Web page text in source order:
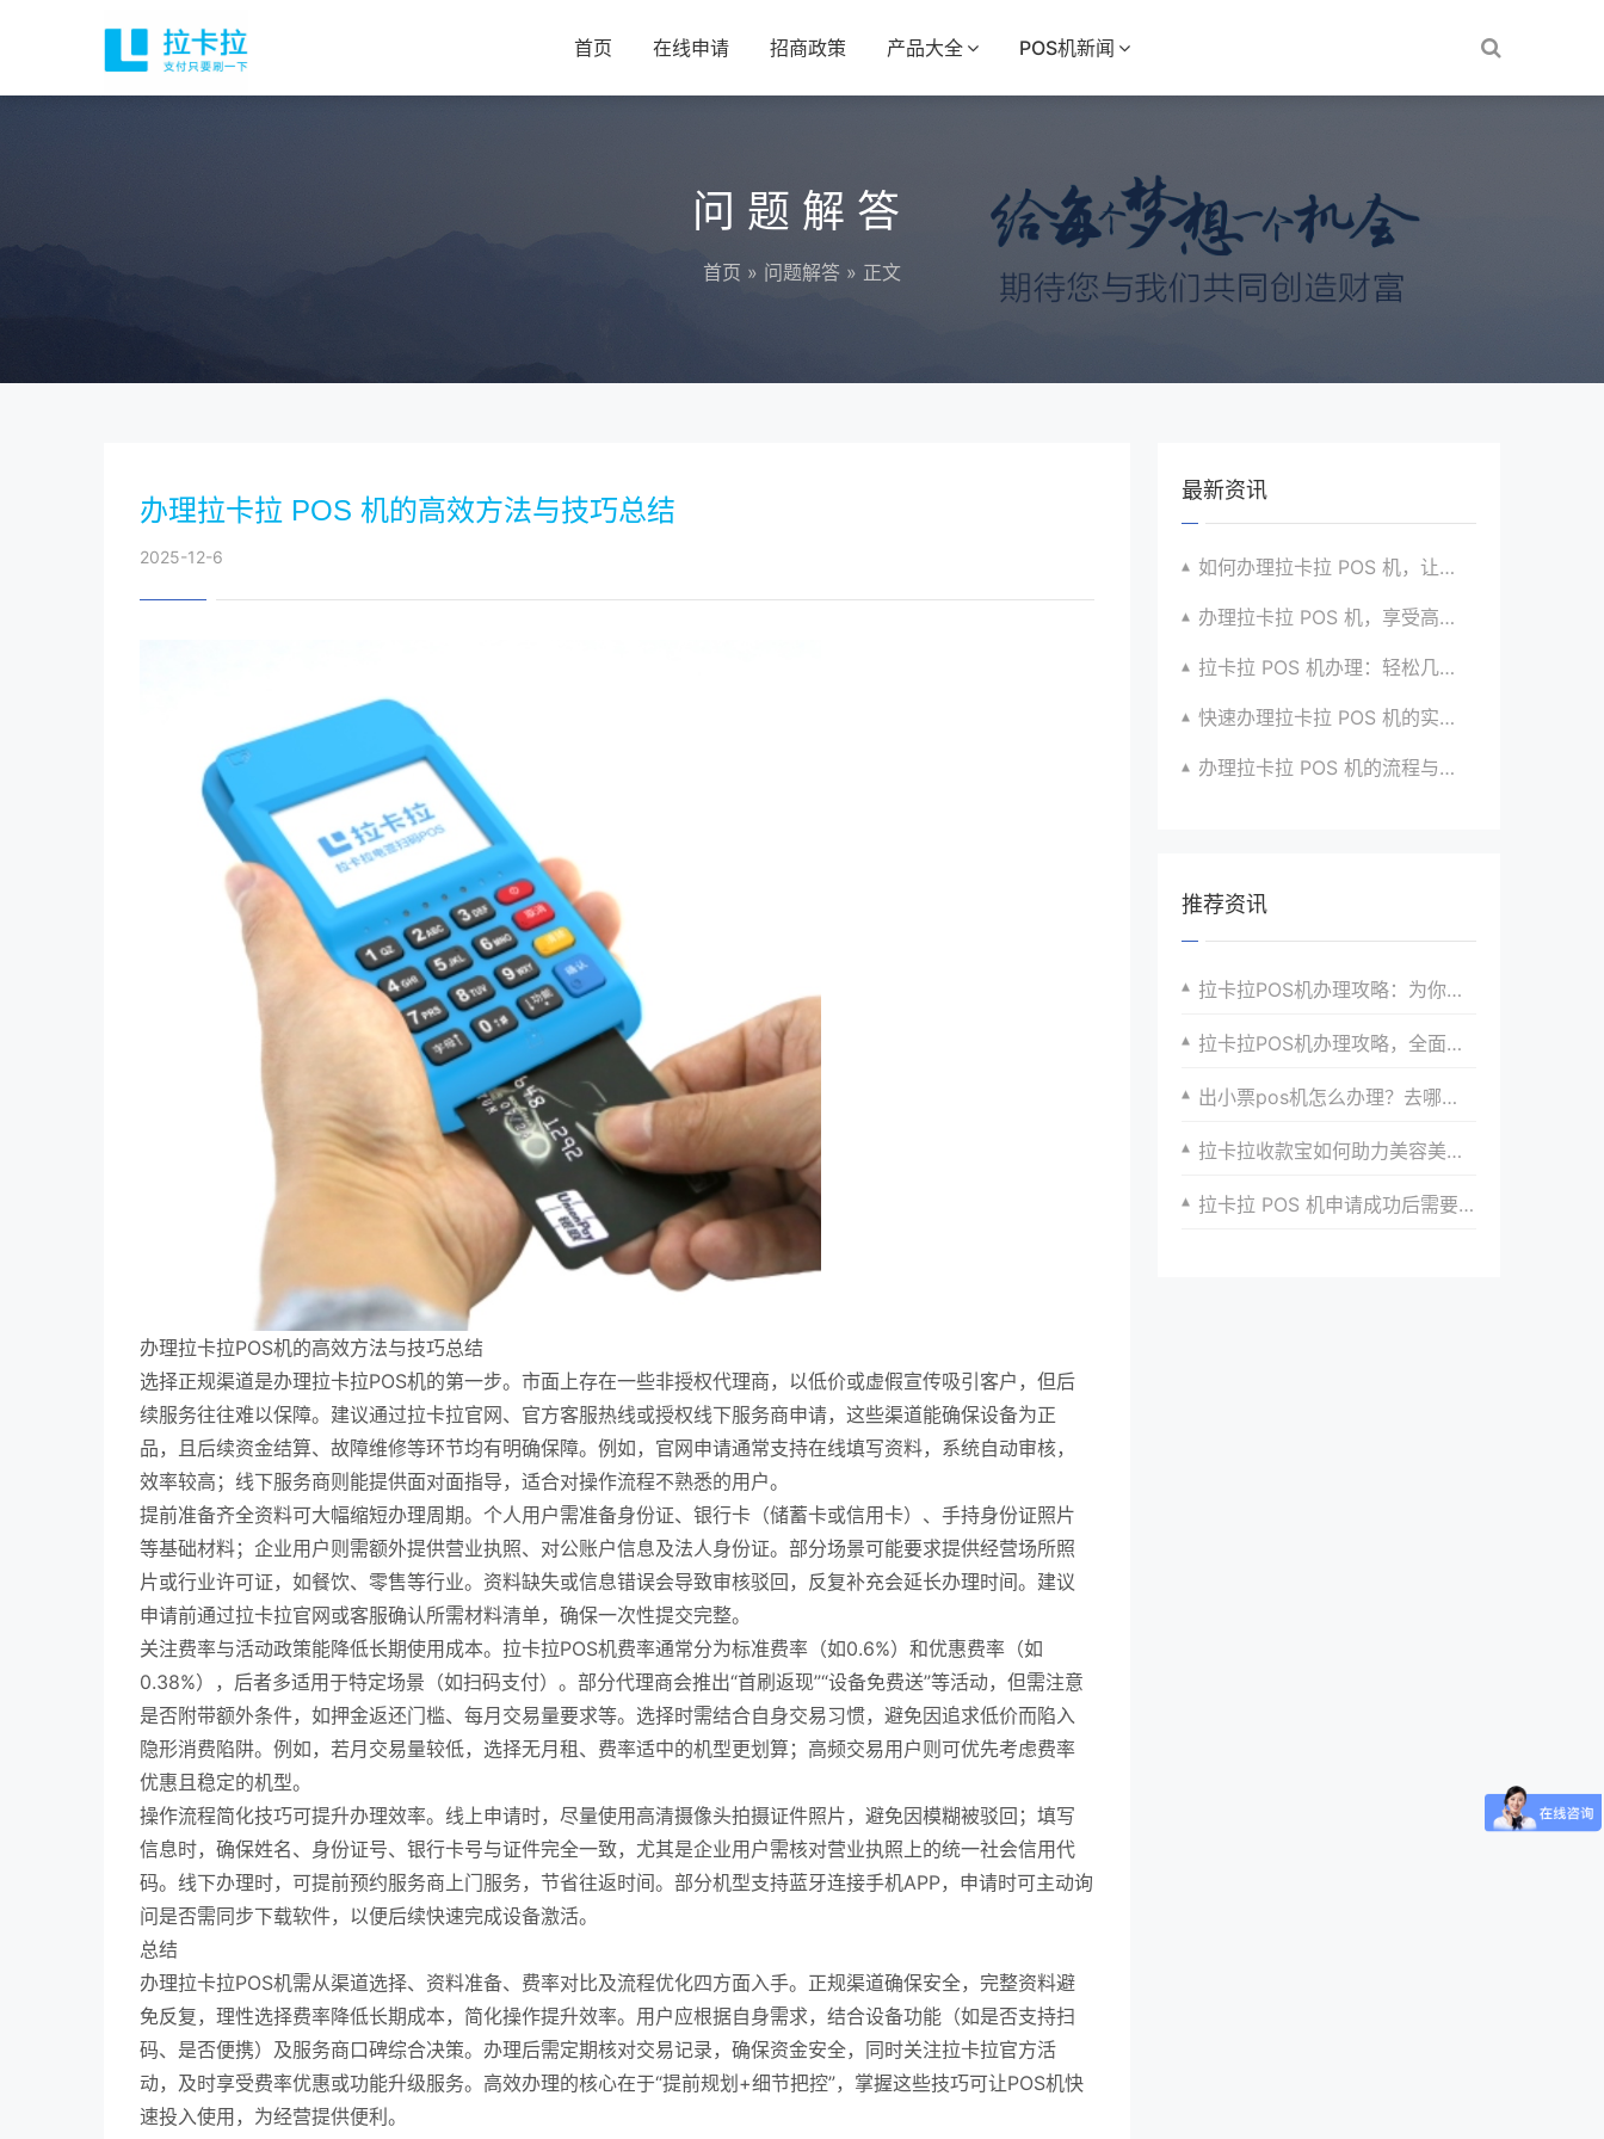
首页 在线申请 招商政策 产品大全 POS机新闻
问题解答
首页 » 问题解答 » 正文
办理拉卡拉 POS 机的高效方法与技巧总结
2025-12-6
办理拉卡拉POS机的高效方法与技巧总结
选择正规渠道是办理拉卡拉POS机的第一步。市面上存在一些非授权代理商，以低价或虚假宣传吸引客户，但后
续服务往往难以保障。建议通过拉卡拉官网、官方客服热线或授权线下服务商申请，这些渠道能确保设备为正
品，且后续资金结算、故障维修等环节均有明确保障。例如，官网申请通常支持在线填写资料，系统自动审核，
效率较高；线下服务商则能提供面对面指导，适合对操作流程不熟悉的用户。
提前准备齐全资料可大幅缩短办理周期。个人用户需准备身份证、银行卡（储蓄卡或信用卡）、手持身份证照片
等基础材料；企业用户则需额外提供营业执照、对公账户信息及法人身份证。部分场景可能要求提供经营场所照
片或行业许可证，如餐饮、零售等行业。资料缺失或信息错误会导致审核驳回，反复补充会延长办理时间。建议
申请前通过拉卡拉官网或客服确认所需材料清单，确保一次性提交完整。
关注费率与活动政策能降低长期使用成本。拉卡拉POS机费率通常分为标准费率（如0.6%）和优惠费率（如
0.38%），后者多适用于特定场景（如扫码支付）。部分代理商会推出“首刷返现”“设备免费送”等活动，但需注意
是否附带额外条件，如押金返还门槛、每月交易量要求等。选择时需结合自身交易习惯，避免因追求低价而陷入
隐形消费陷阱。例如，若月交易量较低，选择无月租、费率适中的机型更划算；高频交易用户则可优先考虑费率
优惠且稳定的机型。
操作流程简化技巧可提升办理效率。线上申请时，尽量使用高清摄像头拍摄证件照片，避免因模糊被驳回；填写
信息时，确保姓名、身份证号、银行卡号与证件完全一致，尤其是企业用户需核对营业执照上的统一社会信用代
码。线下办理时，可提前预约服务商上门服务，节省往返时间。部分机型支持蓝牙连接手机APP，申请时可主动询
问是否需同步下载软件，以便后续快速完成设备激活。
总结
办理拉卡拉POS机需从渠道选择、资料准备、费率对比及流程优化四方面入手。正规渠道确保安全，完整资料避
免反复，理性选择费率降低长期成本，简化操作提升效率。用户应根据自身需求，结合设备功能（如是否支持扫
码、是否便携）及服务商口碑综合决策。办理后需定期核对交易记录，确保资金安全，同时关注拉卡拉官方活
动，及时享受费率优惠或功能升级服务。高效办理的核心在于“提前规划+细节把控”，掌握这些技巧可让POS机快
速投入使用，为经营提供便利。
最新资讯
如何办理拉卡拉 POS 机，让生意更顺畅？看过来
办理拉卡拉 POS 机，享受高效支付服务的窍门
拉卡拉 POS 机办理：轻松几步，实现便捷收款啦
快速办理拉卡拉 POS 机的实用方法全知道
办理拉卡拉 POS 机的流程与技巧总结大公开
推荐资讯
拉卡拉POS机办理攻略：为你的支付提速
拉卡拉POS机办理攻略，全面解读办理流程
出小票pos机怎么办理？去哪里办理比较好？
拉卡拉收款宝如何助力美容美发店提升业绩
拉卡拉 POS 机申请成功后需要进行哪些操作？